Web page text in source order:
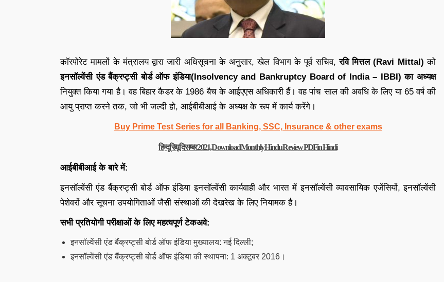
कॉरपोरेट मामलों के मंत्रालय द्वारा जारी अधिसूचना के अनुसार, खेल विभाग के पूर्व सचिव,रवि मित्तल (Ravi Mittal) को
इनसॉल्वेंसी एंड बैंक्रप्ट्सी बोर्ड ऑफ इंडिया(Insolvency and Bankruptcy Board of India – IBBI) का अध्यक्ष
नियुक्त किया गया है। वह बिहार कैडर के 1986 बैच के आईएएस अधिकारी हैं। वह पांच साल की अवधि के लिए या 65 वर्ष की
आयु प्राप्त करने तक, जो भी जल्दी हो, आईबीबीआई के अध्यक्ष के रूप में कार्य करेंगे।
Buy Prime Test Series for all Banking, SSC, Insurance & other exams
हिन्दू रिव्यू दिसम्बर 2021, Download Monthly Hindu Review PDF in Hindi
आईबीबीआई के बारे में:
इनसॉल्वेंसी एंड बैंक्रप्ट्सी बोर्ड ऑफ इंडिया इनसॉल्वेंसी कार्यवाही और भारत में इनसॉल्वेंसी व्यावसायिक एजेंसियों, इनसॉल्वेंसी
पेशेवरों और सूचना उपयोगिताओं जैसी संस्थाओं की देखरेख के लिए नियामक है।
सभी प्रतियोगी परीक्षाओं के लिए महत्वपूर्ण टेकअवे:
इनसॉल्वेंसी एंड बैंक्रप्ट्सी बोर्ड ऑफ इंडिया मुख्यालय: नई दिल्ली;
इनसॉल्वेंसी एंड बैंक्रप्ट्सी बोर्ड ऑफ इंडिया की स्थापना: 1 अक्टूबर 2016।